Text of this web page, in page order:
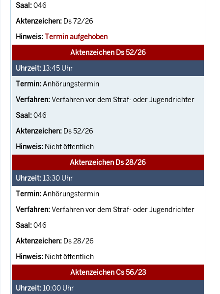
046
Ds 72/26
Termin aufgehoben
Aktenzeichen Ds 52/26
13:45 Uhr
Anhörungstermin
Verfahren vor dem Straf- oder Jugendrichter
046
Ds 52/26
Nicht öffentlich
Aktenzeichen Ds 28/26
13:30 Uhr
Anhörungstermin
Verfahren vor dem Straf- oder Jugendrichter
046
Ds 28/26
Nicht öffentlich
Aktenzeichen Cs 56/23
10:00 Uhr